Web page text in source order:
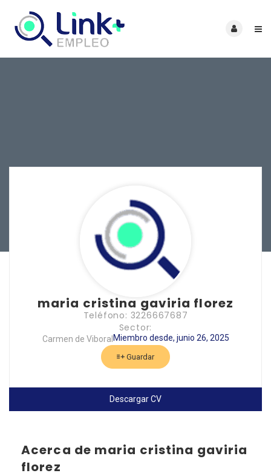
maria cristina gaviria florez
Teléfono: 3226667687
Sector:
Carmen de Viboral Miembro desde, junio 26, 2025
Guardar
Descargar CV
Acerca de maria cristina gaviria
florez